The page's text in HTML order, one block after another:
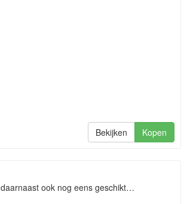
Bekijken Kopen
ook nog eens geschikt…